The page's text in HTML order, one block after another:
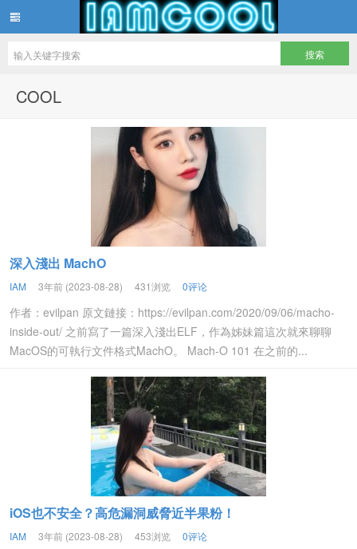
COOL
深入淺出 MachO
IAM 3年前 (2023-08-28) 431浏览 0评论
作者：evilpan 原文鏈接：https://evilpan.com/2020/09/06/macho-
inside-out/ 之前寫了一篇深入淺出ELF，作為姊妹篇這次就來聊聊
MacOS的可執行文件格式MachO。 Mach-O 101 在之前的...
iOS也不安全？高危漏洞威脅近半果粉！
IAM 3年前 (2023-08-28) 453浏览 0评论